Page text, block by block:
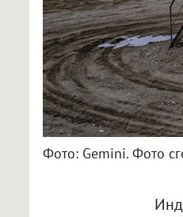
Фото: Gemini. Фото